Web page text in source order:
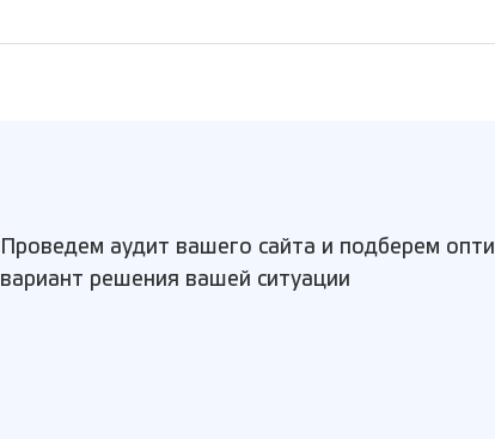
Проведем аудит вашего сайта и подберем
вариант решения вашей ситуации